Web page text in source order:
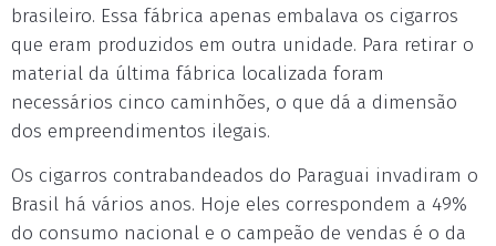
brasileiro. Essa fábrica apenas embalava os cigarros
que eram produzidos em outra unidade. Para retirar o
material da última fábrica localizada foram
necessários cinco caminhões, o que dá a dimensão
dos empreendimentos ilegais.
Os cigarros contrabandeados do Paraguai invadiram o
Brasil há vários anos. Hoje eles correspondem a 49%
do consumo nacional e o campeão de vendas é o da